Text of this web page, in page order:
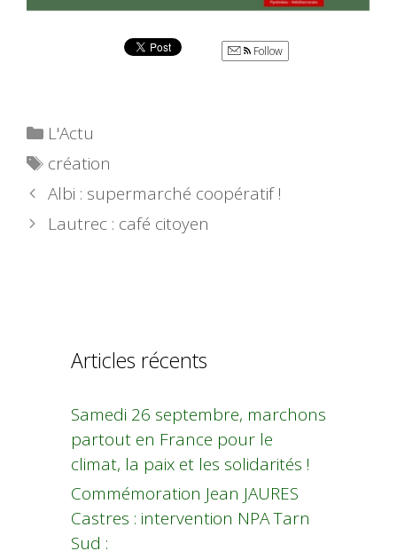
Follow
Catégories
L'Actu
Étiquettes
création
Albi : supermarché coopératif !
Lautrec : café citoyen
Articles récents
Samedi 26 septembre, marchons
partout en France pour le
climat, la paix et les solidarités !
Commémoration Jean JAURES
Castres : intervention NPA Tarn
Sud :